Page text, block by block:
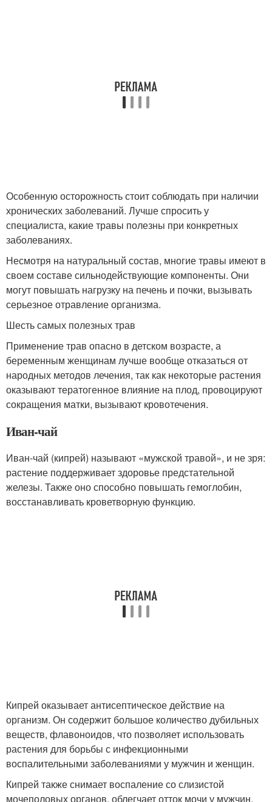
Особенную осторожность стоит соблюдать при наличии
хронических заболеваний. Лучше спросить у
специалиста, какие травы полезны при конкретных
заболеваниях.
Несмотря на натуральный состав, многие травы имеют в
своем составе сильнодействующие компоненты. Они
могут повышать нагрузку на печень и почки, вызывать
серьезное отравление организма.
Шесть самых полезных трав
Применение трав опасно в детском возрасте, а
беременным женщинам лучше вообще отказаться от
народных методов лечения, так как некоторые растения
оказывают тератогенное влияние на плод, провоцируют
сокращения матки, вызывают кровотечения.
Иван-чай
Иван-чай (кипрей) называют «мужской травой», и не зря:
растение поддерживает здоровье предстательной
железы. Также оно способно повышать гемоглобин,
восстанавливать кроветворную функцию.
Кипрей оказывает антисептическое действие на
организм. Он содержит большое количество дубильных
веществ, флавоноидов, что позволяет использовать
растения для борьбы с инфекционными
воспалительными заболеваниями у мужчин и женщин.
Кипрей также снимает воспаление со слизистой
мочеполовых органов, облегчает отток мочи у мужчин.